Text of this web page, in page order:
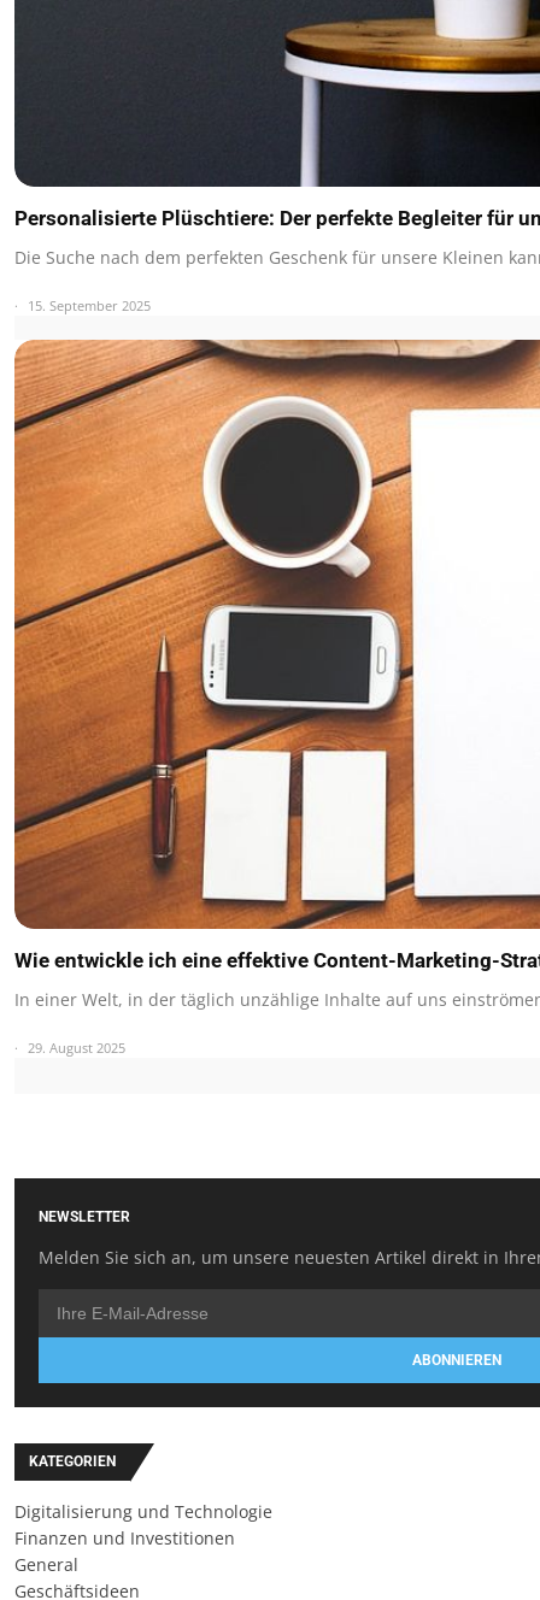
Personalisierte Plüschtiere: Der perfekte Begleiter für
Die Suche nach dem perfekten Geschenk für unsere Kleinen
15. September 2025
Wie entwickle ich eine effektive Content-Marketing-
In einer Welt, in der täglich unzählige Inhalte auf uns
29. August 2025
NEWSLETTER
Melden Sie sich an, um unsere neuesten Artikel direkt in
ABONNIEREN
KATEGORIEN
Digitalisierung und Technologie
Finanzen und Investitionen
General
Geschäftsideen